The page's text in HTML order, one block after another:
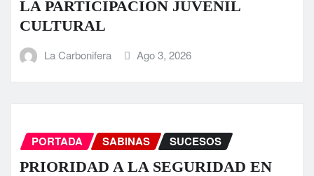
LA PARTICIPACIÓN JUVENIL
CULTURAL
La Carbonifera Ago 3, 2026
PORTADA SABINAS SUCESOS
PRIORIDAD A LA SEGURIDAD EN